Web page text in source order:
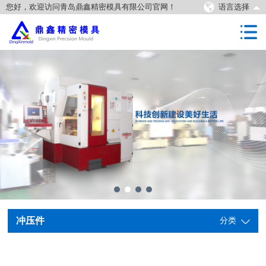
您好，欢迎访问青岛鼎鑫精密模具有限公司官网！ 语言选择
冲压件 分类